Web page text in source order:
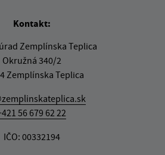
Kontakt:
Zemplínska Teplica
Okružná 340/2
Zemplínska Teplica
56 679 62 22
IČO: 00332194